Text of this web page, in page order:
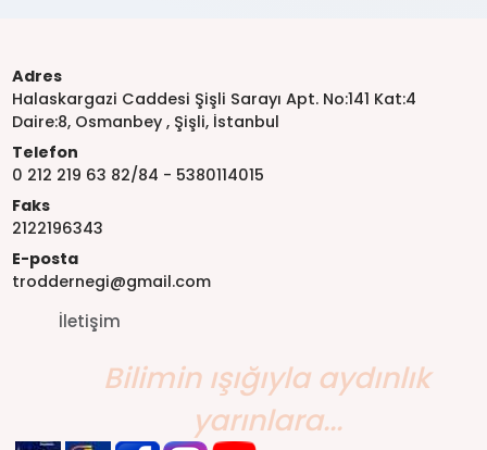
Adres
Halaskargazi Caddesi Şişli Sarayı Apt. No:141 Kat:4
Daire:8, Osmanbey , Şişli, İstanbul
Telefon
0 212 219 63 82/84 - 5380114015
Faks
2122196343
E-posta
troddernegi@gmail.com
İletişim
Bilimin ışığıyla aydınlık
yarınlara...